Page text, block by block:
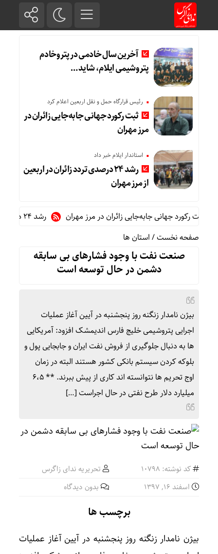
آخرین سال خادمی در پتروخادم
پتروشیمی ایلام، شاید …
رئیس قرارگاه حمل و نقل اربعین اعلام کرد
ثبت رکورد جهانی جابه‌جایی زائران در
مرز مهران
استاندار ایلام خبر داد
رشد ۲۴ درصدی تردد زائران در اربعین
از مرز مهران
رکورد جهانی جابه‌جایی زائران در مرز مهران
رشد ۲۴ درصدی تردد زائران در اربعین از مرز مهران
صفحه نخست/استان ها
صنعت نفت با وجود فشارهای بی سابقه
دشمن در حال توسعه است
بیژن نامدار زنگنه روز پنجشنبه در آیین آغاز عملیات
اجرایی پتروشیمی خلیج فارس اندیمشک افزود: آمریکایی‌
ها به دنبال جلوگیری از فروش نفت ایران و جابجایی پول و
بلوکه کردن سیستم بانکی کشور هستند البته در زمان
اوج تحریم ‌ها نتوانسته اند کاری از پیش ببرند. ** ۶،۵
میلیارد دلار طرح نفتی در حال اجراست […]
کد نوشته: 10798
تحریریه ندای زاگرس
اسفند ۱۶, ۱۳۹۷
بدون دیدگاه
برچسب ها
بیژن نامدار زنگنه روز پنجشنبه در آیین آغاز عملیات